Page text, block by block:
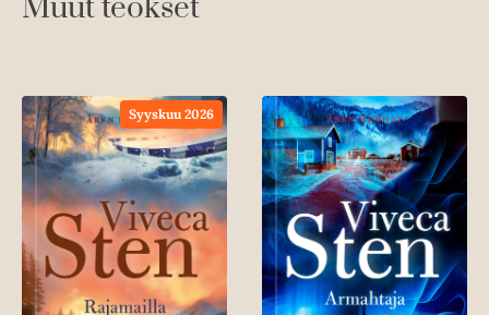
Muut teokset
Syyskuu 2026